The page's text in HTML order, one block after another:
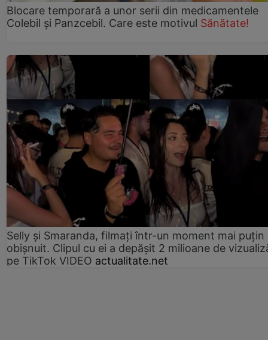
Blocare temporară a unor serii din medicamentele
Colebil și Panzcebil. Care este motivul Sănătate!
Selly și Smaranda, filmați într-un moment mai puțin
obișnuit. Clipul cu ei a depășit 2 milioane de
pe TikTok VIDEO actualitate.net